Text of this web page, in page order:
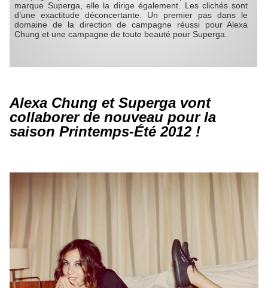
marque Superga, elle la dirige également. Les clichés sont
d’une exactitude déconcertante. Un premier pas dans le
domaine de la direction de campagne réussi pour Alexa
Chung et une campagne de toute beauté pour Superga.
Alexa Chung et Superga vont
collaborer de nouveau pour la
saison Printemps-Été 2012 !